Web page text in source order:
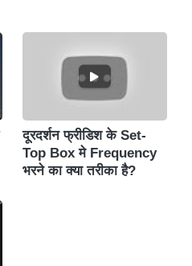
दूरदर्शन फ्रीडिश के Set-
Top Box मे Frequency
भरने का क्या तरीका है?